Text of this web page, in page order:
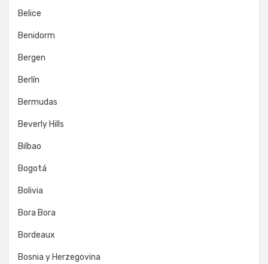
Belice
Benidorm
Bergen
Berlín
Bermudas
Beverly Hills
Bilbao
Bogotá
Bolivia
Bora Bora
Bordeaux
Bosnia y Herzegovina